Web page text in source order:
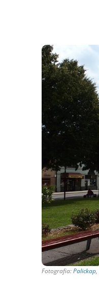
Fotografia:Palickap,